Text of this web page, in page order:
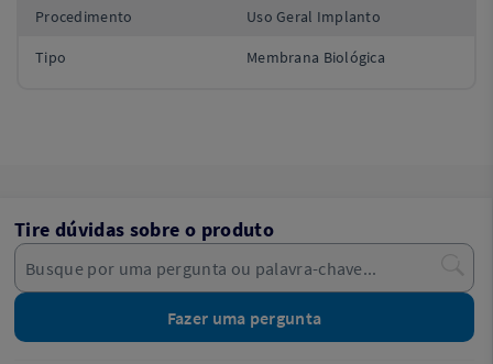
Procedimento Uso Geral Implanto
Tipo Membrana Biológica
Tire dúvidas sobre o produto
Fazer uma pergunta